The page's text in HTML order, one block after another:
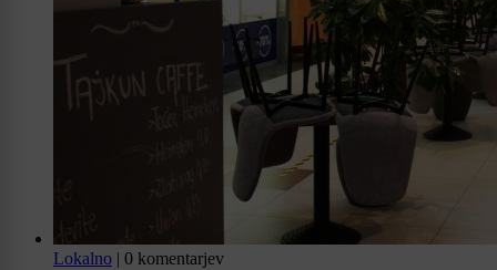
Lokalno | 0 komentarjev